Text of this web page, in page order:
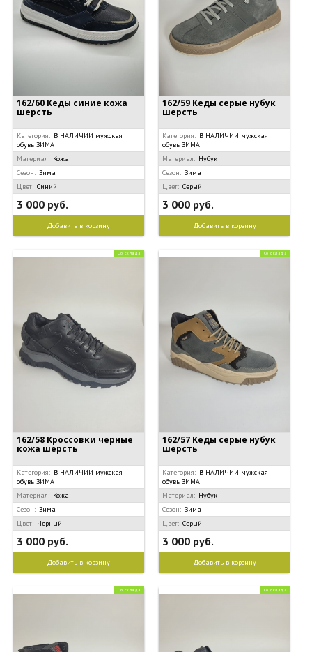
162/60 Кеды синие кожа
шерсть
Категория: В НАЛИЧИИ мужская
обувь ЗИМА
Материал: Кожа
Сезон: Зима
Цвет: Синий
3 000 руб.
Добавить в корзину
162/59 Кеды серые нубук
шерсть
Категория: В НАЛИЧИИ мужская
обувь ЗИМА
Материал: Нубук
Сезон: Зима
Цвет: Серый
3 000 руб.
Добавить в корзину
Со склада
162/58 Кроссовки черные
кожа шерсть
Категория: В НАЛИЧИИ мужская
обувь ЗИМА
Материал: Кожа
Сезон: Зима
Цвет: Черный
3 000 руб.
Добавить в корзину
Со склада
162/57 Кеды серые нубук
шерсть
Категория: В НАЛИЧИИ мужская
обувь ЗИМА
Материал: Нубук
Сезон: Зима
Цвет: Серый
3 000 руб.
Добавить в корзину
Со склада Со склада